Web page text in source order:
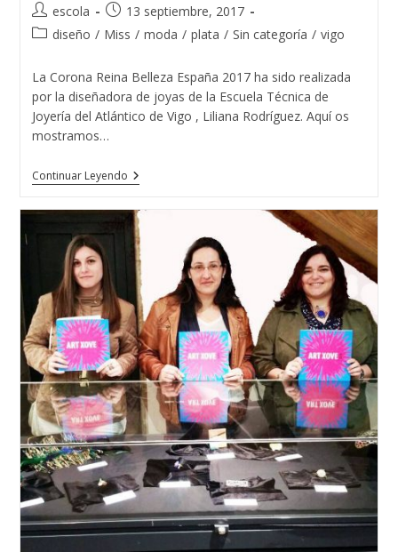
Autor
de
escola
Publicación
de
13 septiembre, 2017
Categoría
la
entrada:
diseño / Miss / moda / plata / Sin categoría / vigo
La Corona Reina Belleza España 2017 ha sido realizada
por la diseñadora de joyas de la Escuela Técnica de
Joyería del Atlántico de Vigo , Liliana Rodríguez. Aquí os
mostramos…
Continuar LeyendoLa
Corona
Belleza
España
2017
Se
Fabricó
Se
Diseñó
En
Vigo